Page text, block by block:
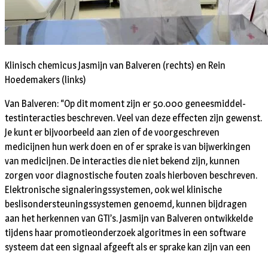
Klinisch chemicus Jasmijn van Balveren (rechts) en Rein
Hoedemakers (links)
Van Balveren: “Op dit moment zijn er 50.000 geneesmiddel-
testinteracties beschreven. Veel van deze effecten zijn gewenst.
Je kunt er bijvoorbeeld aan zien of de voorgeschreven
medicijnen hun werk doen en of er sprake is van bijwerkingen
van medicijnen. De interacties die niet bekend zijn, kunnen
zorgen voor diagnostische fouten zoals hierboven beschreven.
Elektronische signaleringssystemen, ook wel klinische
beslisondersteuningssystemen genoemd, kunnen bijdragen
aan het herkennen van GTI’s. Jasmijn van Balveren ontwikkelde
tijdens haar promotieonderzoek algoritmes in een software
systeem dat een signaal afgeeft als er sprake kan zijn van een